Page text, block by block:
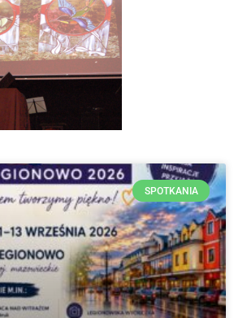
SPOTKANIA